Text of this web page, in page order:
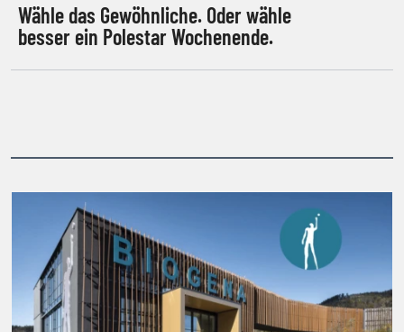
Wähle das Gewöhnliche. Oder wähle
besser ein Polestar Wochenende.